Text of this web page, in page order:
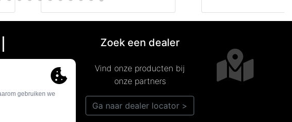
Zoek een dealer
Vind onze producten bij
onze partners
Ga naar dealer locator >